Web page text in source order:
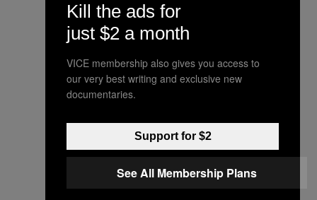
Kill the ads for
just $2 a month
VICE membership also gives you access to
our very best writing and exclusive new
documentaries.
Support for $2
See All Membership Plans